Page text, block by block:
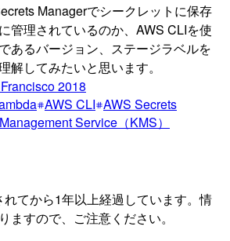
Managerでシークレットに保存
管理されているのか、AWS CLIを使
あるバージョン、ステージラベルを
解してみたいと思います。
2018
AWS CLI AWS Secrets
Service（KMS）
れてから1年以上経過しています。情
ますので、ご注意ください。